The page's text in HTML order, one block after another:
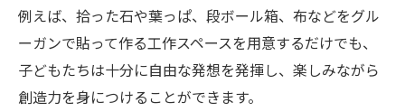
例えば、拾った石や葉っぱ、段ボール箱、布などをグル
ーガンで貼って作る工作スペースを用意するだけでも、
子どもたちは十分に自由な発想を発揮し、楽しみながら
創造力を身につけることができます。